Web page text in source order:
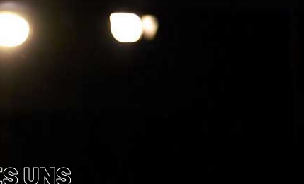
UNS